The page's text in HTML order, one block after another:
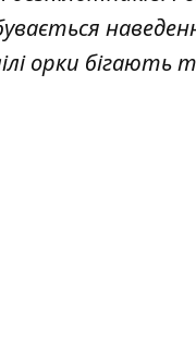
орки бігають